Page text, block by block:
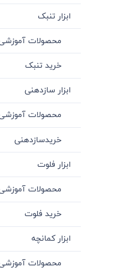
ابزار تنبک
محصولات
خرید تنبک
ابزار سازدهنی
محصولات
خریدسازدهنی
ابزار فلوت
محصولات
خرید فلوت
ابزار کمانچه
محصولات